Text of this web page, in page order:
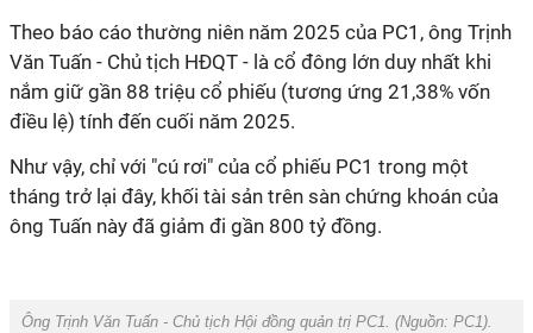
Theo báo cáo thường niên năm 2025 của PC1, ông Trịnh
Văn Tuấn - Chủ tịch HĐQT - là cổ đông lớn duy nhất khi
nắm giữ gần 88 triệu cổ phiếu (tương ứng 21,38% vốn
điều lệ) tính đến cuối năm 2025.
Như vậy, chỉ với "cú rơi" của cổ phiếu PC1 trong một
tháng trở lại đây, khối tài sản trên sàn chứng khoán của
ông Tuấn này đã giảm đi gần 800 tỷ đồng.
Ông Trịnh Văn Tuấn - Chủ tịch Hội đồng quản trị PC1. (Nguồn: PC1).